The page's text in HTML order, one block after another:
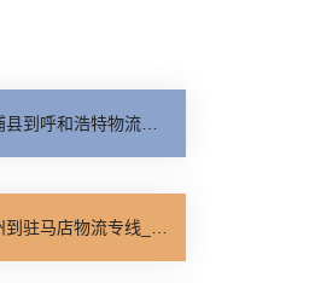
和浩特物流专线_随叫随到「门到门接送」
马店物流专线_计费标准「市县派送」